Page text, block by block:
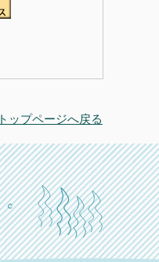
トップページへ戻る